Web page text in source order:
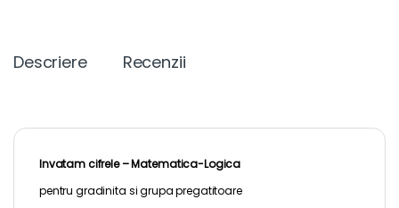
Descriere Recenzii
Invatam cifrele –Matematica-Logica
pentrugradinita si grupa pregatitoare